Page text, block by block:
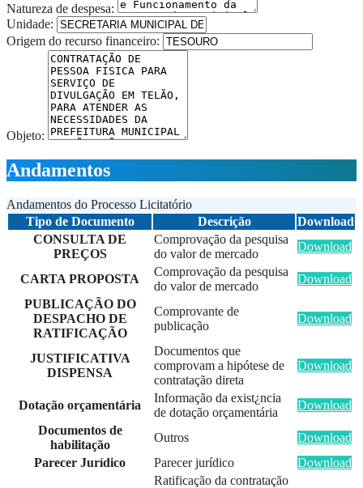
Natureza de despesa:
Unidade:
Origem do recurso financeiro:
Objeto:
Andamentos
Andamentos do Processo Licitatório
Tipo de Documento
Descrição
Download
CONSULTA DE
PREÇOS
Comprovação da pesquisa
do valor de mercado
Download
CARTA PROPOSTA
Comprovação da pesquisa
do valor de mercado
Download
PUBLICAÇÃO DO
DESPACHO DE
RATIFICAÇÃO
Comprovante de
publicação
Download
JUSTIFICATIVA
DISPENSA
Documentos que
comprovam a hipótese de
contratação direta
Download
Dotação orçamentária
Informação da exist¿ncia
de dotação orçamentária
Download
Documentos de
habilitação
Outros
Download
Parecer Jurídico
Parecer jurídico Download
Ratificação da contratação